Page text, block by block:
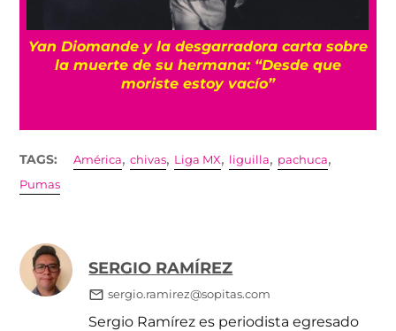
Yan Diomande y la desgarradora carta sobre
la muerte de su hermana: “Desde que
moriste estoy vacío”
TAGS: América,chivas, Liga MX, liguilla, pachuca,
Pumas
SERGIO RAMÍREZ
sergio.ramirez@sopitas.com
Sergio Ramírez es periodista egresado